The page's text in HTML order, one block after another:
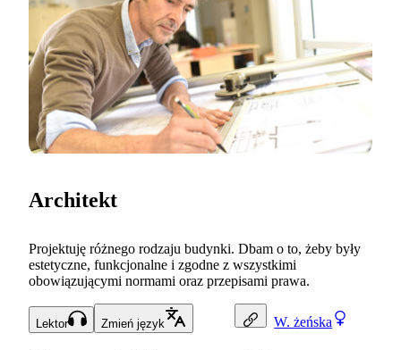
W. żeńska
Architekt
Projektuję różnego rodzaju budynki. Dbam o to, żeby były
estetyczne, funkcjonalne i zgodne z wszystkimi
obowiązującymi normami oraz przepisami prawa.
Lektor Zmień język